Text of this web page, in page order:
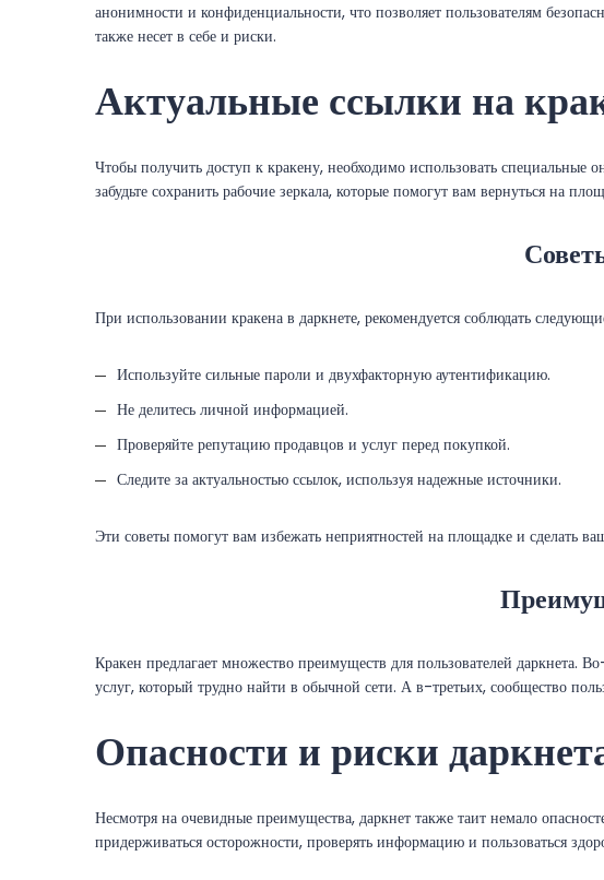
анонимности и конфиденциальности, что позволяет пользователям
также несет в себе и риски.
Актуальные ссылки на
Чтобы получить доступ к кракену, необходимо использовать специальные
забудьте сохранить рабочие зеркала, которые помогут вам вернуться на
При использовании кракена в даркнете, рекомендуется соблюдать
Используйте сильные пароли и двухфакторную аутентификацию.
Не делитесь личной информацией.
Проверяйте репутацию продавцов и услуг перед покупкой.
Следите за актуальностью ссылок, используя надежные источники.
Эти советы помогут вам избежать неприятностей на площадке и сделать
Кракен предлагает множество преимуществ для пользователей
услуг, который трудно найти в обычной сети. А в-третьих, сообщество
Опасности и риски
Несмотря на очевидные преимущества, даркнет также таит немало
придерживаться осторожности, проверять информацию и пользоваться